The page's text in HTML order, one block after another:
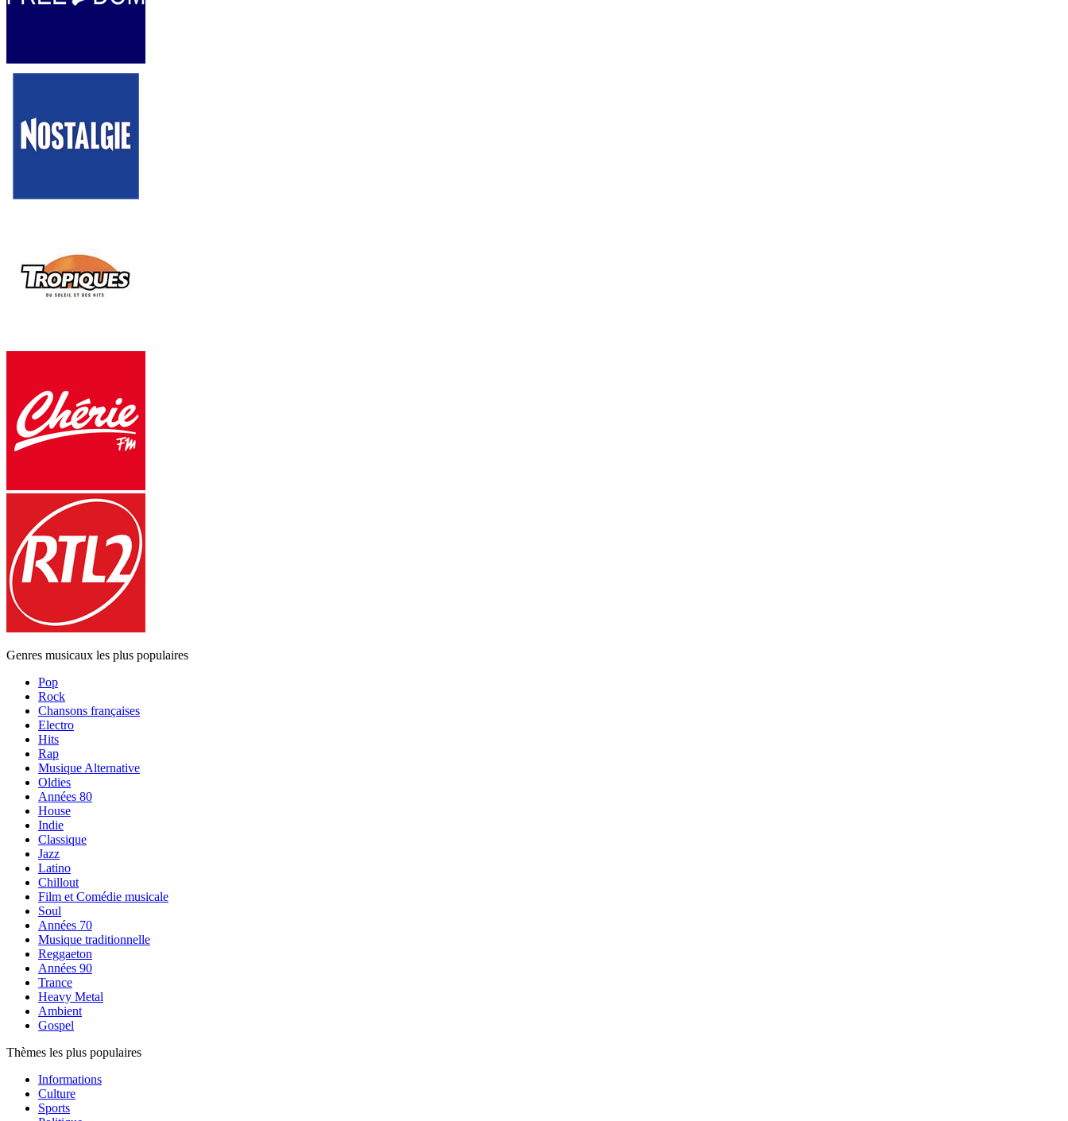
Genres musicaux les plus populaires
Pop
Rock
Chansons françaises
Electro
Hits
Rap
Musique Alternative
Oldies
Années 80
House
Indie
Classique
Jazz
Latino
Chillout
Film et Comédie musicale
Soul
Années 70
Musique traditionnelle
Reggaeton
Années 90
Trance
Heavy Metal
Ambient
Gospel
Thèmes les plus populaires
Informations
Culture
Sports